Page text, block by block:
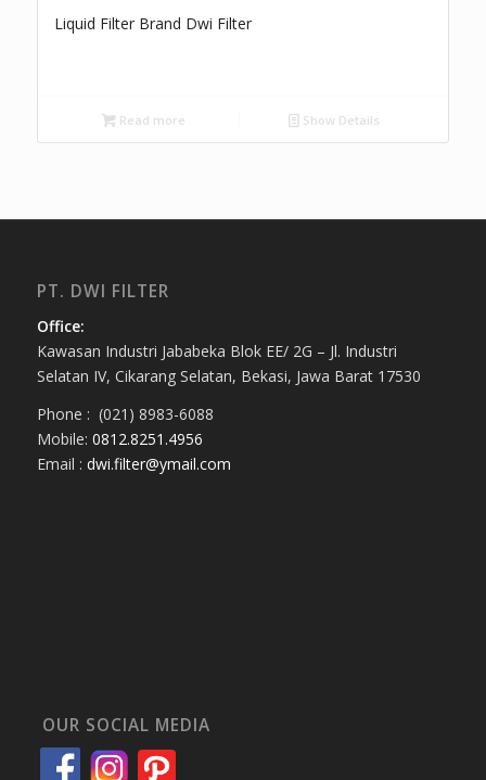
Liquid Filter Brand Dwi Filter
Read more Show Details
PT. DWI FILTER
Office:
Kawasan Industri Jababeka Blok EE/ 2G – Jl. Industri
Selatan IV, Cikarang Selatan, Bekasi, Jawa Barat 17530
Phone : (021) 8983-6088
Mobile: 0812.8251.4956
Email : dwi.filter@ymail.com
OUR SOCIAL MEDIA